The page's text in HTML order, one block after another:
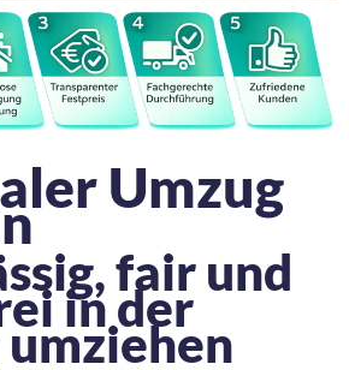
Umzug
fair und
in der